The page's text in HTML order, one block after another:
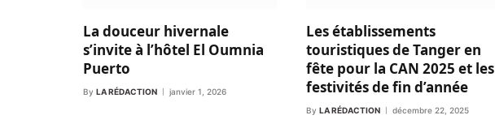
La douceur hivernale
s’invite à l’hôtel El Oumnia
Puerto
By LA RÉDACTION janvier 1, 2026
Les établissements
touristiques de Tanger en
fête pour la CAN 2025 et les
festivités de fin d’année
By LA RÉDACTION décembre 22, 2025